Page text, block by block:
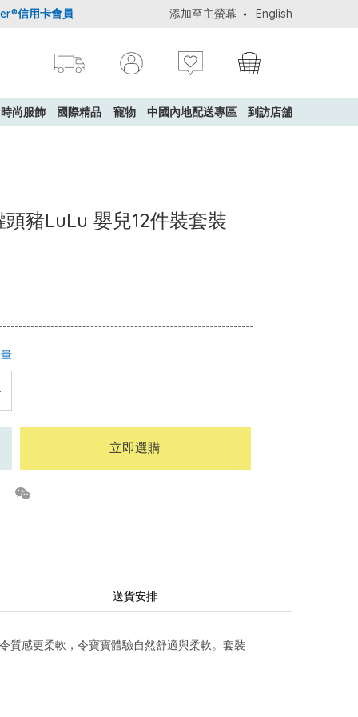
卡會員購物禮遇：高達5%簽賬回贈！ 購買一般貨品(冷凍食品除外
添加至主螢幕 English
時尚服飾 國際精品 寵物 中國內地配送專區 到訪店舖
豬LuLu 嬰兒12件裝套裝
立即選購
送貨安排
質感更柔軟，令寶寶體驗自然舒適與柔軟。套裝